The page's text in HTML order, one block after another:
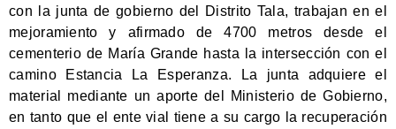
con la junta de gobierno del Distrito Tala, trabajan en el
mejoramiento y afirmado de 4700 metros desde el
cementerio de María Grande hasta la intersección con el
camino Estancia La Esperanza. La junta adquiere el
material mediante un aporte del Ministerio de Gobierno,
en tanto que el ente vial tiene a su cargo la recuperación